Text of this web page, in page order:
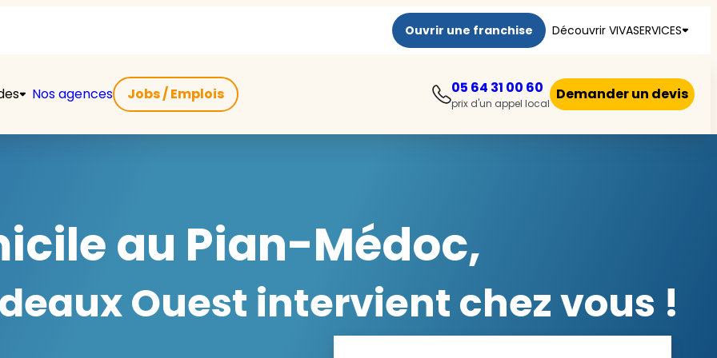
Ouvrir une franchise Découvrir VIVASERVICES
Nos agences Jobs / Emplois 05 64 31 00 60
prix d'un appel local
Demander un devis
au Pian-Médoc,
Ouest intervient chez vous !